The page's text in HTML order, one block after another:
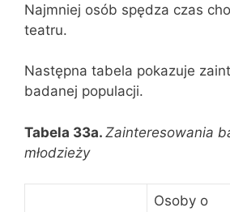
Najmniej osób spędza czas
teatru.
Następna tabela pokazuje
badanej populacji.
Tabela 33a. Zainteresowania
młodzieży
Osoby o